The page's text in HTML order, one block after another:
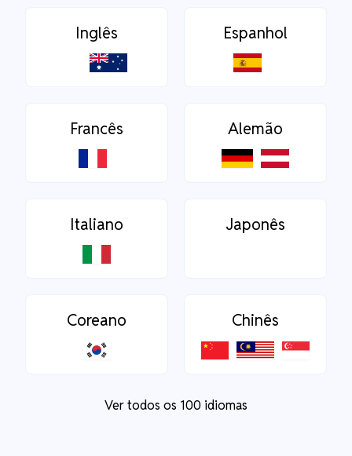
Inglês Espanhol
Francês Alemão
Italiano Japonês
Coreano Chinês
Ver todos os 100 idiomas